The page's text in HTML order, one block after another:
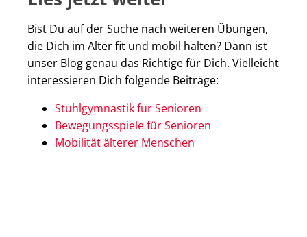
Bist Du auf der Suche nach weiteren Übungen,
die Dich im Alter fit und mobil halten? Dann ist
unser Blog genau das Richtige für Dich. Vielleicht
interessieren Dich folgende Beiträge:
Stuhlgymnastik für Senioren
Bewegungsspiele für Senioren
Mobilität älterer Menschen